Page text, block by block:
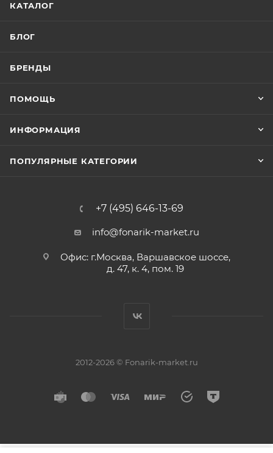
КАТАЛОГ
БЛОГ
БРЕНДЫ
ПОМОЩЬ
ИНФОРМАЦИЯ
ПОПУЛЯРНЫЕ КАТЕГОРИИ
+7 (495) 646-13-69
info@fonarik-market.ru
Офис: г.Москва, Варшавское шоссе,
д. 47, к. 4, пом. 19
2012-2026 © Fonarik-market.ru